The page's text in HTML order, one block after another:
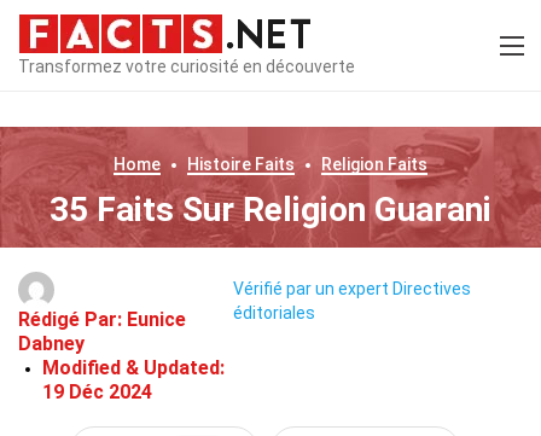
Transformez votre curiosité en découverte
Home Histoire Faits Religion Faits
35 Faits Sur Religion Guarani
Rédigé Par: Eunice
Dabney
Modified & Updated:
19 Déc 2024
Vérifié par un expert Directives
éditoriales